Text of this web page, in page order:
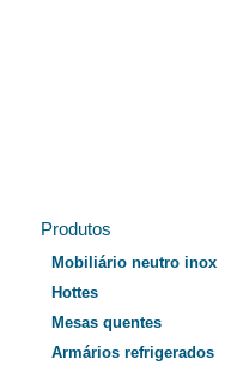
Produtos
Mobiliário neutro inox
Hottes
Mesas quentes
Armários refrigerados